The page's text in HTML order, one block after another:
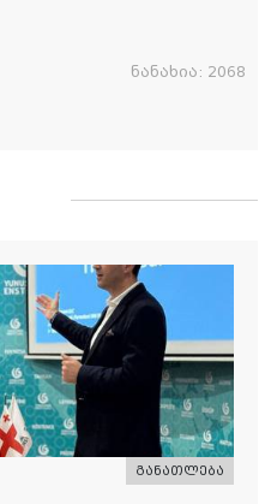
ნანახია: 2068
განათლება